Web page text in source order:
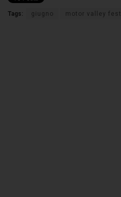
Tags: giugno motor valley fest